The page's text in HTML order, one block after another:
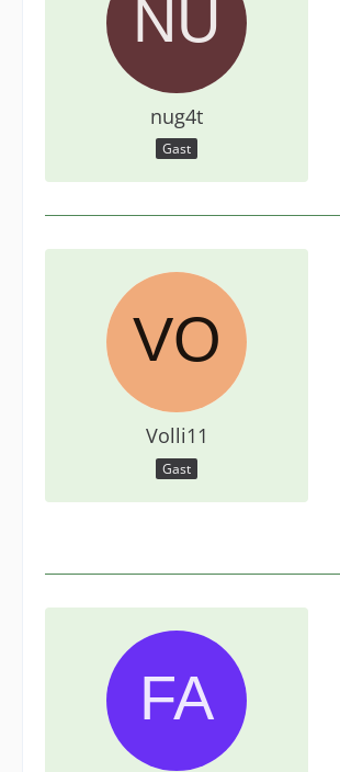
nug4t
Gast
Volli11
Gast